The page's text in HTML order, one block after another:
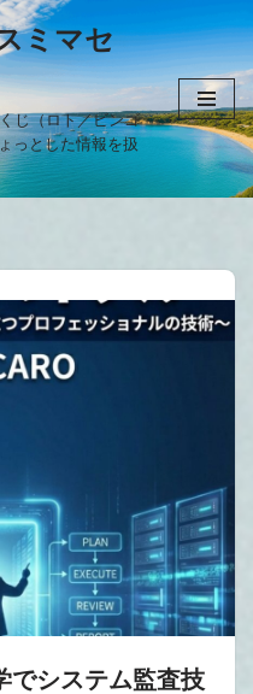
ミマセ
じ（ロト／ビンゴ
っとした情報を扱
でシステム監査技